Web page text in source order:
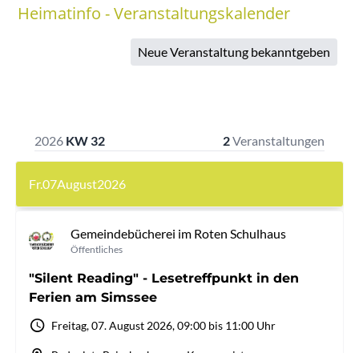
Heimatinfo - Veranstaltungskalender